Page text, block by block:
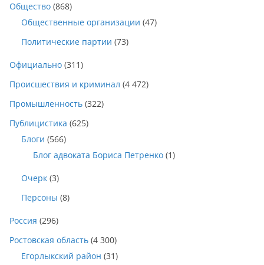
Общество (868)
Общественные организации (47)
Политические партии (73)
Официально (311)
Происшествия и криминал (4 472)
Промышленность (322)
Публицистика (625)
Блоги (566)
Блог адвоката Бориса Петренко (1)
Очерк (3)
Персоны (8)
Россия (296)
Ростовская область (4 300)
Егорлыкский район (31)